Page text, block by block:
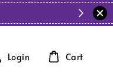
Login Cart